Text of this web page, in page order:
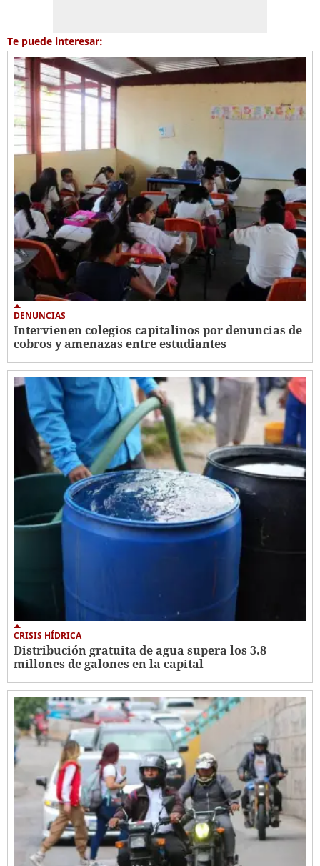
Te puede interesar:
DENUNCIAS
Intervienen colegios capitalinos por denuncias de
cobros y amenazas entre estudiantes
CRISIS HÍDRICA
Distribución gratuita de agua supera los 3.8
millones de galones en la capital